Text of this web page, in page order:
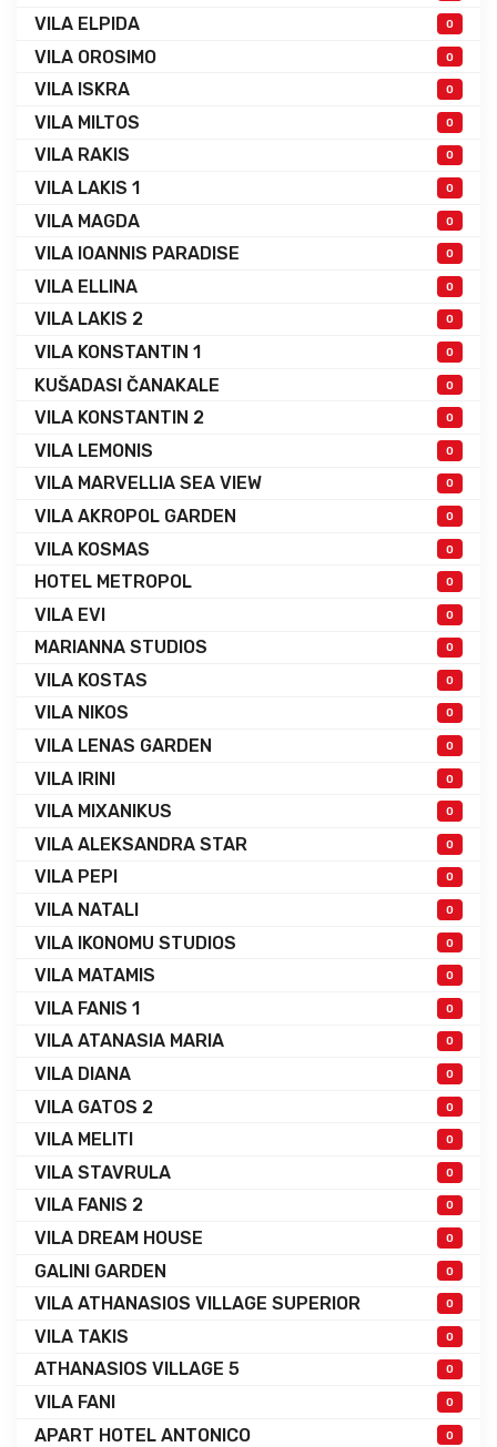
VILA ELPIDA 0
VILA OROSIMO 0
VILA ISKRA 0
VILA MILTOS 0
VILA RAKIS 0
VILA LAKIS 1 0
VILA MAGDA 0
VILA IOANNIS PARADISE 0
VILA ELLINA 0
VILA LAKIS 2 0
VILA KONSTANTIN 1 0
KUŠADASI ČANAKALE 0
VILA KONSTANTIN 2 0
VILA LEMONIS 0
VILA MARVELLIA SEA VIEW 0
VILA AKROPOL GARDEN 0
VILA KOSMAS 0
HOTEL METROPOL 0
VILA EVI 0
MARIANNA STUDIOS 0
VILA KOSTAS 0
VILA NIKOS 0
VILA LENAS GARDEN 0
VILA IRINI 0
VILA MIXANIKUS 0
VILA ALEKSANDRA STAR 0
VILA PEPI 0
VILA NATALI 0
VILA IKONOMU STUDIOS 0
VILA MATAMIS 0
VILA FANIS 1 0
VILA ATANASIA MARIA 0
VILA DIANA 0
VILA GATOS 2 0
VILA MELITI 0
VILA STAVRULA 0
VILA FANIS 2 0
VILA DREAM HOUSE 0
GALINI GARDEN 0
VILA ATHANASIOS VILLAGE SUPERIOR 0
VILA TAKIS 0
ATHANASIOS VILLAGE 5 0
VILA FANI 0
APART HOTEL ANTONICO 0